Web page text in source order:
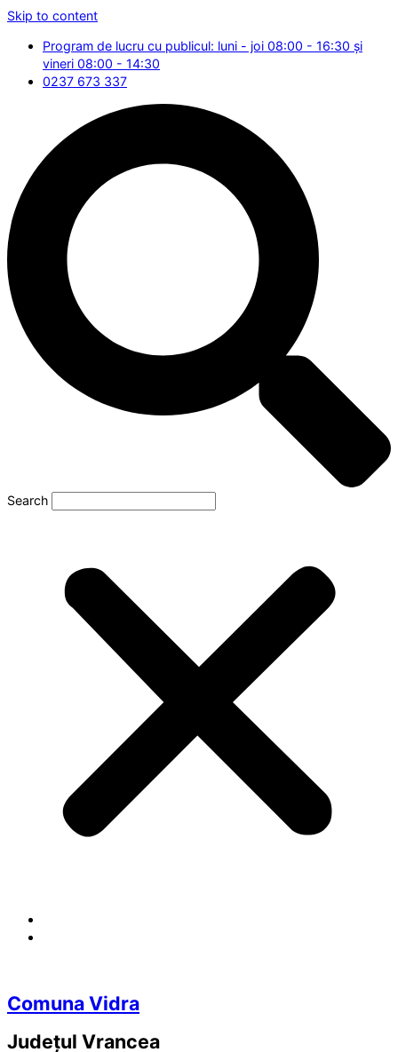
Skip to content
Program de lucru cu publicul: luni - joi 08:00 - 16:30 și
vineri 08:00 - 14:30
0237 673 337
Search
Comuna Vidra
Județul Vrancea